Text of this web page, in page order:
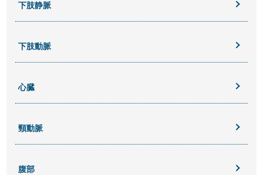
下肢静脈
下肢動脈
心臓
頸動脈
腹部